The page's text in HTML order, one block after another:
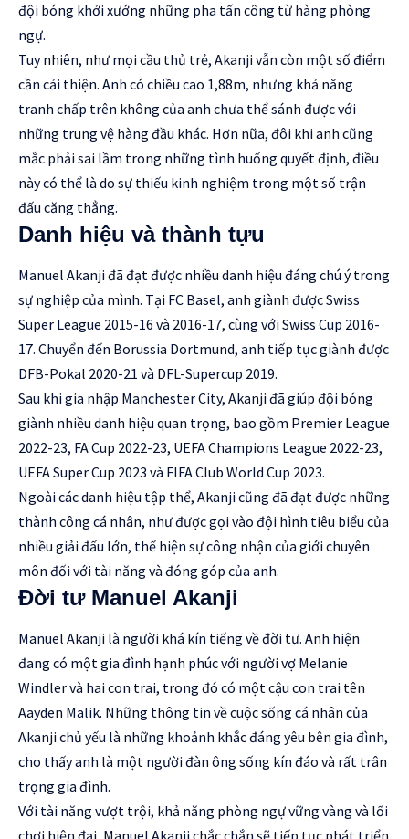
đội bóng khởi xướng những pha tấn công từ hàng phòng
ngự.
Tuy nhiên, như mọi cầu thủ trẻ, Akanji vẫn còn một số điểm
cần cải thiện. Anh có chiều cao 1,88m, nhưng khả năng
tranh chấp trên không của anh chưa thể sánh được với
những trung vệ hàng đầu khác. Hơn nữa, đôi khi anh cũng
mắc phải sai lầm trong những tình huống quyết định, điều
này có thể là do sự thiếu kinh nghiệm trong một số trận
đấu căng thẳng.
Danh hiệu và thành tựu
Manuel Akanji đã đạt được nhiều danh hiệu đáng chú ý trong
sự nghiệp của mình. Tại FC Basel, anh giành được Swiss
Super League 2015-16 và 2016-17, cùng với Swiss Cup 2016-
17. Chuyển đến Borussia Dortmund, anh tiếp tục giành được
DFB-Pokal 2020-21 và DFL-Supercup 2019.
Sau khi gia nhập Manchester City, Akanji đã giúp đội bóng
giành nhiều danh hiệu quan trọng, bao gồm Premier League
2022-23, FA Cup 2022-23, UEFA Champions League 2022-23,
UEFA Super Cup 2023 và FIFA Club World Cup 2023.
Ngoài các danh hiệu tập thể, Akanji cũng đã đạt được những
thành công cá nhân, như được gọi vào đội hình tiêu biểu của
nhiều giải đấu lớn, thể hiện sự công nhận của giới chuyên
môn đối với tài năng và đóng góp của anh.
Đời tư Manuel Akanji
Manuel Akanji là người khá kín tiếng về đời tư. Anh hiện
đang có một gia đình hạnh phúc với người vợ Melanie
Windler và hai con trai, trong đó có một cậu con trai tên
Aayden Malik. Những thông tin về cuộc sống cá nhân của
Akanji chủ yếu là những khoảnh khắc đáng yêu bên gia đình,
cho thấy anh là một người đàn ông sống kín đáo và rất trân
trọng gia đình.
Với tài năng vượt trội, khả năng phòng ngự vững vàng và lối